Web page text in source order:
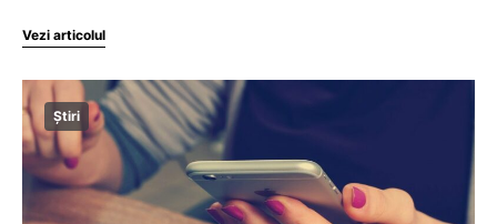
Vezi articolul
Știri